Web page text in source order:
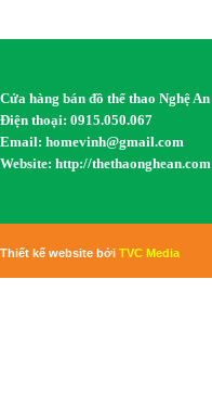
Cửa hàng bán đồ thể thao Nghệ An
Điện thoại: 0915.050.067
Email: homevinh@gmail.com
Website: http://thethaonghean.com
Thiết kế website bởi TVC Media